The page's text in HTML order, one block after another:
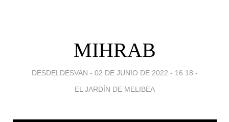
MIHRAB
DESDELDESVAN - 02 DE JUNIO DE 2022 - 16:18 -
EL JARDÍN DE MELIBEA